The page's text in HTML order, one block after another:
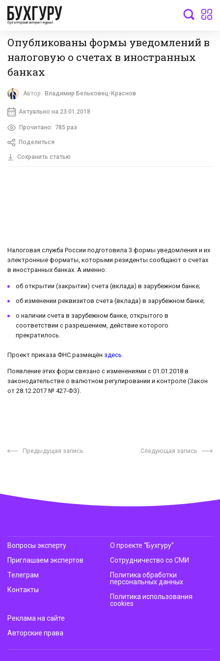
бухгалтерский интернет-журнал
Опубликованы формы уведомлений в
налоговую о счетах в иностранных
банках
Автор: Владимир Бельковец-Краснов
Актуально на 23.01.2018
Прочитано: 785 раз
Поделиться
Сохранить статью
Налоговая служба России подготовила 3 формы уведомления и их
электронные форматы, которыми резиденты сообщают о счетах
в иностранных банках. А именно:
об открытии (закрытии) счета (вклада) в зарубежном банке;
об изменении реквизитов счета (вклада) в зарубежном банке;
о наличии счета в зарубежном банке, открытого в
соответствии с разрешением, действие которого
прекратилось.
Проект приказа ФНС размещён здесь.
Появление этих форм связано с изменениями с 01.01.2018 в
законодательстве о валютном регулировании и контроле (Закон
от 28.12.‎2017 № 427-ФЗ).
Предыдущая запись Следующая запись
Вопросы эксперту
Приглашаем экспертов
Телеграм
Контакты
О проекте “Бухгуру”
Сотрудничество со СМИ
Политика обработки
персональных данных
Политика использования
cookies
Реклама на сайте
Авторские права